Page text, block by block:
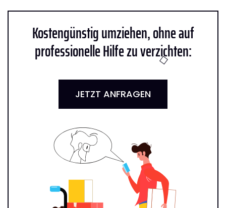
Kostengünstig umziehen, ohne auf
professionelle Hilfe zu verzichten:
JETZT ANFRAGEN